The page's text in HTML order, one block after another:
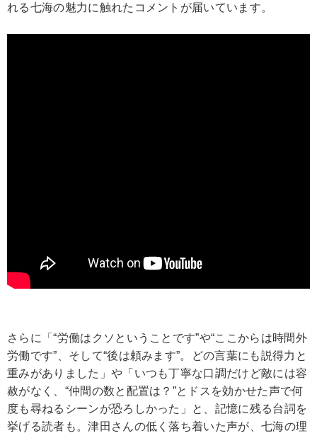
れる七海の魅力に触れたコメントが届いています。
さらに「“労働はクソということです”や“ここからは時間外
労働です”、そして“後は頼みます”。どの言葉にも説得力と
重みがありました」や「いつも丁寧な口調だけど敵には容
赦がなく、“仲間の数と配置は？”とドスを効かせた声で何
度も尋ねるシーンが恐ろしかった」と、記憶に残る台詞を
挙げる読者も。津田さんの低く落ち着いた声が、七海の理